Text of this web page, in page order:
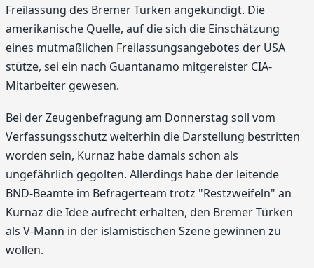
Freilassung des Bremer Türken angekündigt. Die
amerikanische Quelle, auf die sich die Einschätzung
eines mutmaßlichen Freilassungsangebotes der USA
stütze, sei ein nach Guantanamo mitgereister CIA-
Mitarbeiter gewesen.
Bei der Zeugenbefragung am Donnerstag soll vom
Verfassungsschutz weiterhin die Darstellung bestritten
worden sein, Kurnaz habe damals schon als
ungefährlich gegolten. Allerdings habe der leitende
BND-Beamte im Befragerteam trotz "Restzweifeln" an
Kurnaz die Idee aufrecht erhalten, den Bremer Türken
als V-Mann in der islamistischen Szene gewinnen zu
wollen.